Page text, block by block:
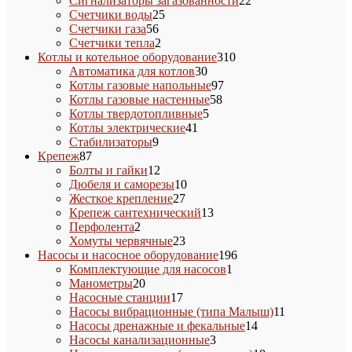
Счетчики воды2525
Счетчики газа5656
товаров
Счетчики тепла2
товара
Котлы и котельное оборудование310310
Автоматика для котлов3030
товаров
Котлы газовые напольные9797
Котлы газовые настенные5858
Котлы твердотопливные55
Котлы электрические41
Стабилизаторы99
Крепеж8787
товаров
Болты и гайки12
товаров
Дюбеля и саморезы1010
Жесткое крепление2727
товаров
Крепеж сантехнический1313
Перфолента2
товара
Хомуты червячные2323
товара
Насосы и насосное оборудование196196
Комплектующие для насосов1
Манометры2020
товаров
Насосные станции1717
товаров
Насосы вибрационные (типа Малыш)11
Насосы дренажные и фекальные1414
Насосы канализационные33